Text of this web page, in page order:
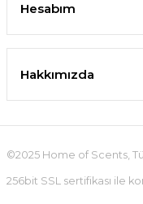
Hesabım
Hakkımızda
©2025 Home of Scents,
256bit SSL sertifikası ile